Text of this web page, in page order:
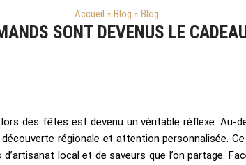
Accueil Blog Blog
SONT DEVENUS LE
des fêtes est devenu un véritable réflexe. Au-
régionale et attention personnalisée. Ce
local et de saveurs que l’on partage.